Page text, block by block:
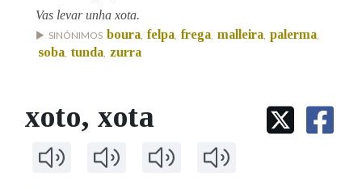
Vas levar unha xota.
SINÓNIMOS boura, felpa, frega, malleira, palerma,
soba, tunda, zurra
xoto, xota